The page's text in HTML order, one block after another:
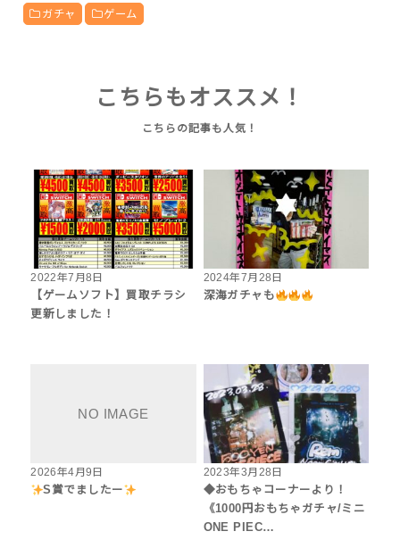
ガチャ ゲーム
こちらもオススメ！
2022年7月8日
【ゲームソフト】買取チラシ
更新しました！
2024年7月28日
深海ガチャも
2026年4月9日
S賞でましたー
2023年3月28日
◆おもちゃコーナーより！
《1000円おもちゃガチャ/ミニ
ONE PIEC…